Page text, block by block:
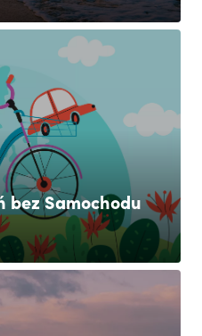
bez Samochodu